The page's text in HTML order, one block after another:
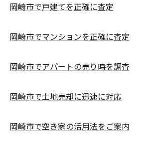
岡崎市で戸建てを正確に査定
岡崎市でマンションを正確に査定
岡崎市でアパートの売り時を調査
岡崎市で土地売却に迅速に対応
岡崎市で空き家の活用法をご案内